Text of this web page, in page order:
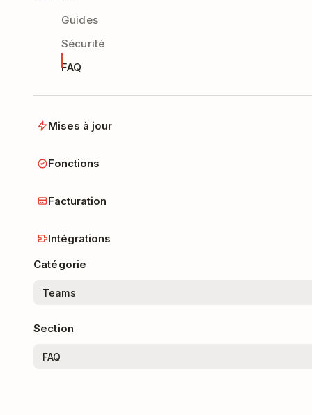
Guides
Sécurité
FAQ
Mises à jour
Fonctions
Facturation
Intégrations
Catégorie
Section